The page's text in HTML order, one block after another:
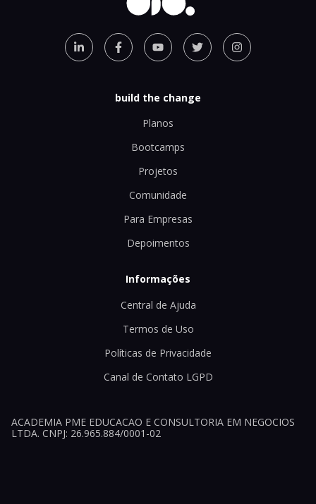
build the change
Planos
Bootcamps
Projetos
Comunidade
Para Empresas
Depoimentos
Informações
Central de Ajuda
Termos de Uso
Políticas de Privacidade
Canal de Contato LGPD
ACADEMIA PME EDUCACAO E CONSULTORIA EM NEGOCIOS
LTDA. CNPJ: 26.965.884/0001-02